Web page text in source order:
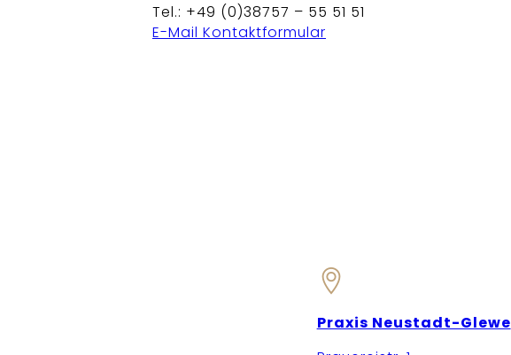
Tel.: +49 (0)38757 – 55 51 51
E-Mail Kontaktformular
Praxis Neustadt-Glewe